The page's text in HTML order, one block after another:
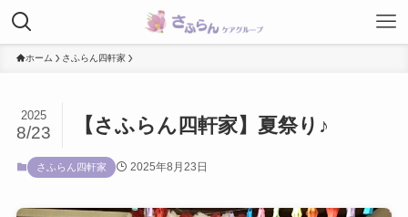
ホーム さふらん四軒家
【さふらん四軒家】夏祭り♪
2025
8/23
さふらん四軒家 2025年8月23日